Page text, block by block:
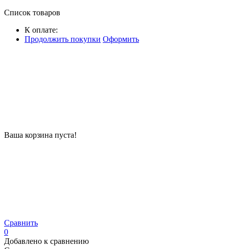
Список товаров
К оплате:
Продолжить покупки Оформить
Ваша корзина пуста!
Сравнить
0
Добавлено к сравнению